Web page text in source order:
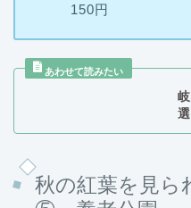
150円
秋の紅葉を見ら